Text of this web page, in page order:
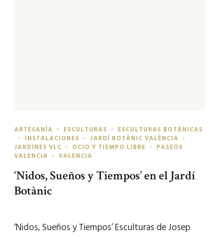
ARTESANÍA ESCULTURAS
ESCULTURAS BOTÁNICAS
INSTALACIONES
JARDÍ BOTÀNIC VALÈNCIA
JARDINES VLC
OCIO Y TIEMPO LIBRE
PASEOS
VALENCIA
VALENCIA
‘Nidos, Sueños y Tiempos’ en el Jardí
Botànic
‘Nidos, Sueños y Tiempos’ Esculturas de Josep